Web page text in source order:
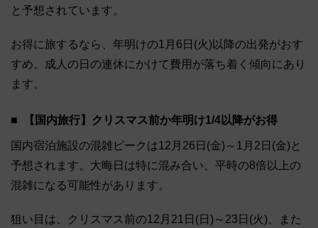
と予想されています。
お得に旅するなら、年明けの1月6日(火)以降の出発がおす
すめ。成人の日の連休にかけて費用が落ち着く傾向にあり
ます。
【国内旅行】クリスマス前か年明け1/4以降がお得
国内宿泊施設の混雑ピークは12月26日(金)～1月2日(金)と
予想されます。大晦日は特に混み合い、平時の8倍以上の
混雑になる可能性があります。
狙い目は、クリスマス前の12月21日(日)～23日(火)、また